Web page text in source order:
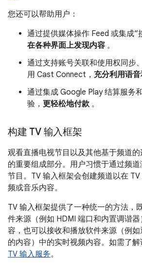
您还可以帮助用户：
通过提供媒体操作 Feed 或集成“
在各种界面上发现内容 。
通过支持账号关联和使用权同步
用 Cast Connect， 充分利用语
通过集成 Google Play 结算服务
验， 更轻松地付款。
构建 TV 输入框架
观看直播电视节目以及其他基于频道
的重要组成部分。用户习惯于通过频
节目。TV 输入框架会创建频道以在
频或音乐内容。
TV 输入框架提供了一种统一的方法，
件来源（例如 HDMI 端口和内置调谐
容，也可以接收和播放软件来源（例
的内容）中的实时视频内容。如需了
TV 输入服务。